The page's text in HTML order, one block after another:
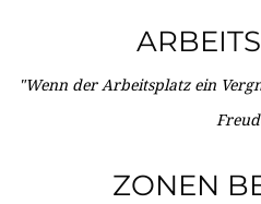
"Wenn der Arbeitsplatz ein
ZONEN